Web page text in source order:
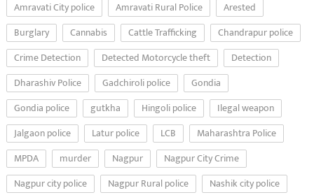
Amravati City police
Amravati Rural Police
Arested
Burglary
Cannabis Cattle Trafficking
Chandrapur police
Crime Detection
Detected Motorcycle theft
Detection
Dharashiv Police
Gadchiroli police
Gondia
Gondia police
gutkha Hingoli police
Ilegal weapon
Jalgaon police
Latur police LCB
Maharashtra Police
MPDA
murder Nagpur
Nagpur City Crime
Nagpur city police
Nagpur Rural police
Nashik city police